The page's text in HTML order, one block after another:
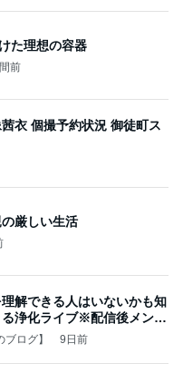
た理想の容器
前
衣 個撮予約状況 御徒町ス
厳しい生活
解できる人はいないかも知
浄化ライブ※配信後メンバ
ログ】 9日前